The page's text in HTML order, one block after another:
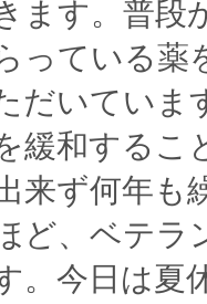
ます。普段
っている薬
だいていま
緩和するこ
来ず何年も
ど、ベテラ
。今日は夏